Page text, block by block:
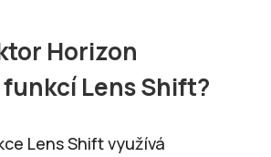
Horizon
Lens Shift?
Lens Shift využívá